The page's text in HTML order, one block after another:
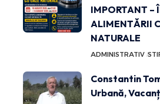
IMPORTANT –
ALIMENTĂRII
NATURALE
ADMINISTRATIV
Constantin
Urbană,